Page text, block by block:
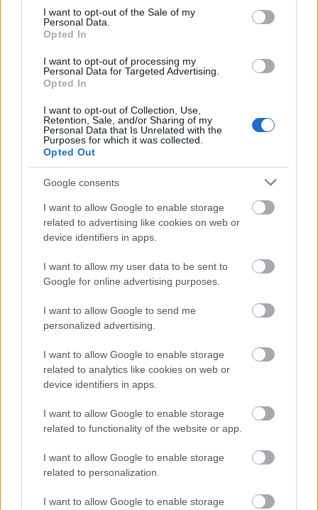
consent section.
I want to opt-out of the Sale of my
Personal Data.
Opted In
I want to opt-out of processing my
Personal Data for Targeted Advertising.
Opted In
I want to opt-out of Collection, Use,
Retention, Sale, and/or Sharing of my
Personal Data that Is Unrelated with the
Purposes for which it was collected.
Opted Out
Google consents
I want to allow Google to enable storage
related to advertising like cookies on web or
device identifiers in apps.
I want to allow my user data to be sent to
Google for online advertising purposes.
I want to allow Google to send me
personalized advertising.
I want to allow Google to enable storage
related to analytics like cookies on web or
device identifiers in apps.
I want to allow Google to enable storage
related to functionality of the website or app.
I want to allow Google to enable storage
related to personalization.
I want to allow Google to enable storage
A közgyűlés egyhangúan döntött a képek
mint 134 millió forintot a költségvetés
tartalékából fizetik ki Antal Péternek.
Forrás:MTI
Pénz Csontváry Kosztka Tivadar Bűnügy MODEM Képző
AZ EMBERSÉG ÜNNEPE
„NEM TÖBB EZER EMBERRE UTAZUNK, HANEM
EGY VÁLOGATOTT TÁRSASÁGRA”